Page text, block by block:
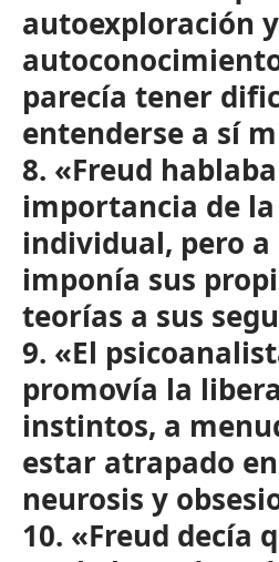
autoexploración
parecía tener
entenderse a sí
8. «Freud
importancia de
individual, pero
imponía sus
teorías a sus
9. «El
promovía la
instintos, a
estar atrapado
neurosis y
10. «Freud decía